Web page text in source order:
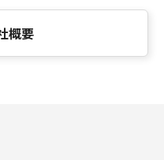
概要